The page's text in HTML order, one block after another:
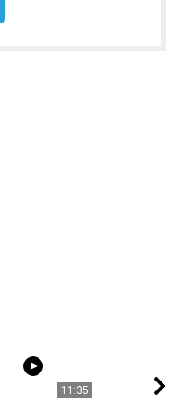
11:35